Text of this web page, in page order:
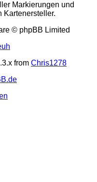
Markierungen und
Kartenersteller.
© phpBB Limited
from Chris1278